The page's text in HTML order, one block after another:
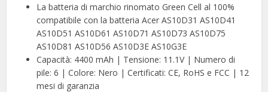
La batteria di marchio rinomato Green Cell al 100%
compatibile con la batteria Acer AS10D31 AS10D41
AS10D51 AS10D61 AS10D71 AS10D73 AS10D75
AS10D81 AS10D56 AS10D3E AS10G3E
Capacità: 4400 mAh | Tensione: 11.1V | Numero di
pile: 6 | Colore: Nero | Certificati: CE, RoHS e FCC | 12
mesi di garanzia